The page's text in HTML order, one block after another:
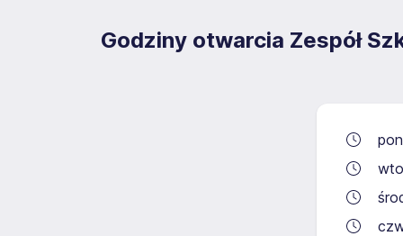
Godziny otwarcia Zespół